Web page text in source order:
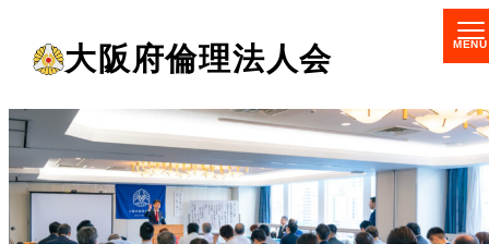
コ
ン
テ
ン
大阪府倫理法人会